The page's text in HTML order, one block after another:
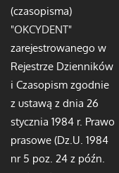
(czasopisma)
"OKCYDENT"
zarejestrowanego w
Rejestrze Dzienników
i Czasopism zgodnie
z ustawą z dnia 26
stycznia 1984 r. Prawo
prasowe (Dz.U. 1984
nr 5 poz. 24 z późn.